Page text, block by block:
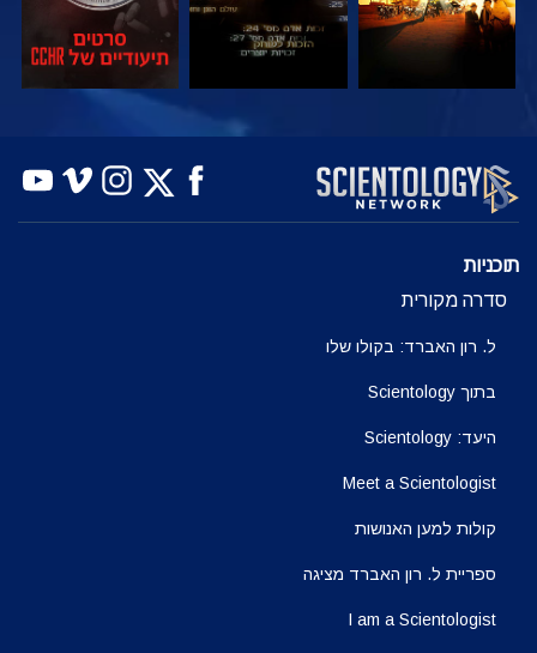
צפה בדוק את הסדרה
תוכניות
סדרה מקורית
ל. רון האברד: בקולו שלו
בתוך Scientology
היעד: Scientology
Meet a Scientologist
קולות למען האנושות
ספריית ל. רון האברד מציגה
I am a Scientologist